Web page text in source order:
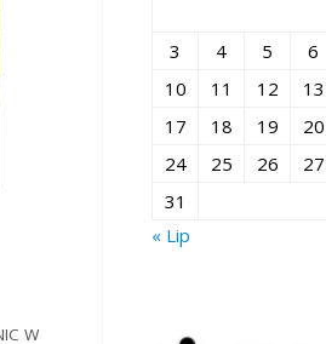
W
3
4 5 6
10
11 12 13
17
18 19 20
24
25 26 27
31
« Lip